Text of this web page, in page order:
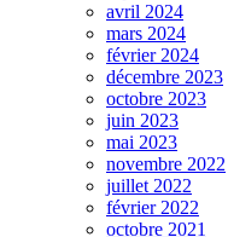
avril 2024
mars 2024
février 2024
décembre 2023
octobre 2023
juin 2023
mai 2023
novembre 2022
juillet 2022
février 2022
octobre 2021